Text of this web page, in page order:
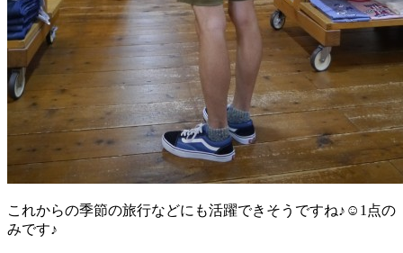
これからの季節の旅行などにも活躍できそうですね♪☺1点の
みです♪